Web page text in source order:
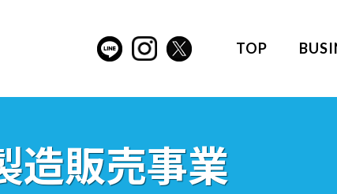
TOP
造販売事業